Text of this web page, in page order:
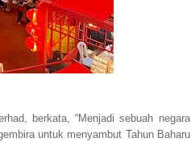
berkata, “Menjadi sebuah negara
untuk menyambut Tahun Baharu